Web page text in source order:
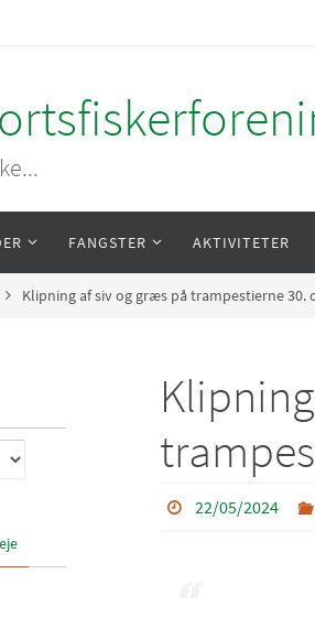
FANGSTER AKTIVITETER
Klipning af siv og græs på trampestierne 30.
22/05/2024